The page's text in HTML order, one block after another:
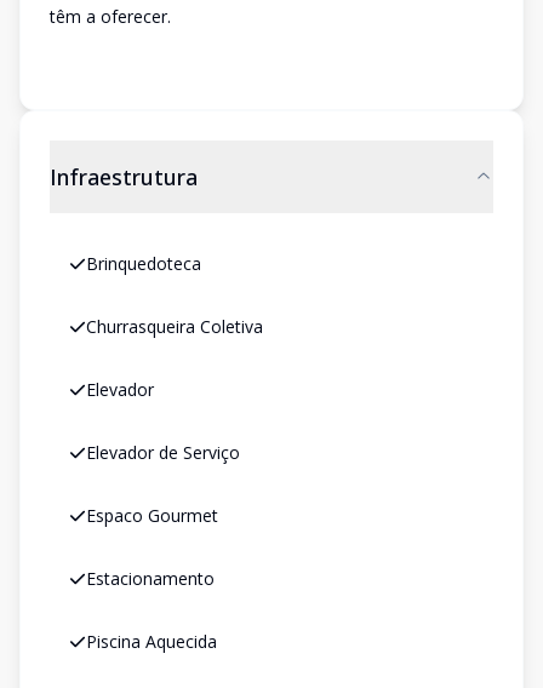
têm a oferecer.
Infraestrutura
Brinquedoteca
Churrasqueira Coletiva
Elevador
Elevador de Serviço
Espaco Gourmet
Estacionamento
Piscina Aquecida